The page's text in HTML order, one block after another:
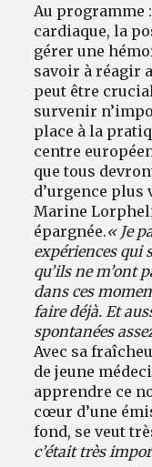
Au programme
cardiaque, la
gérer une
savoir à réagir
peut être
survenir
place à la
centre
que tous
d’urgence plus
Marine
épargnée.« Je
expériences qui
qu’ils ne m’ont
dans ces
faire déjà. Et
spontanées
Avec sa
de jeune
apprendre ce
cœur d’une
fond, se veut
c’était très